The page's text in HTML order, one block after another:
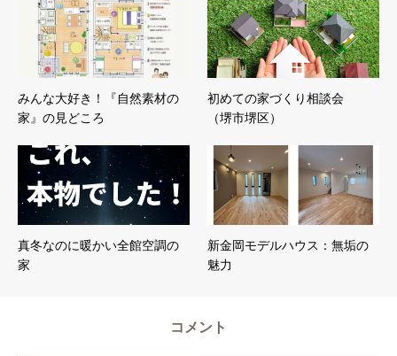
みんな大好き！『自然素材の
家』の見どころ
初めての家づくり相談会
（堺市堺区）
真冬なのに暖かい全館空調の
家
新金岡モデルハウス：無垢の
魅力
コメント